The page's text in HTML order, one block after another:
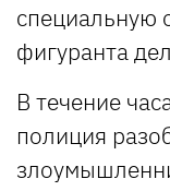
специальную
фигуранта
В течение
полиция